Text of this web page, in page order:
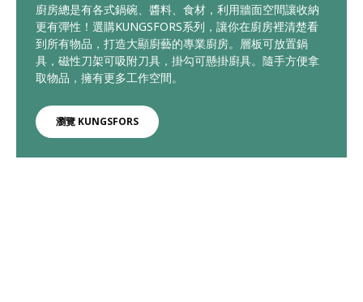
廚房總是有各式鍋碗、醬料、食材，利用牆面空間讓收納
更有彈性！選購KUNGSFORS系列，讓你在廚房裡清楚看
到所有物品，打造大顯廚藝的專業廚房。層板可放置鍋
具，磁性刀架可吸附刀具，掛勾可懸掛廚具。隨手方便拿
取物品，擁有更多工作空間。
瀏覽 KUNGSFORS